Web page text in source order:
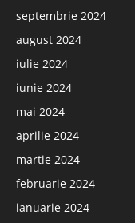
septembrie 2024
august 2024
iulie 2024
iunie 2024
mai 2024
aprilie 2024
martie 2024
februarie 2024
ianuarie 2024